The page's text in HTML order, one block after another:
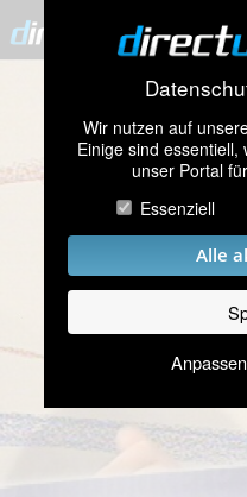
Wir nutzen auf
Einige sind
unser Portal
Essenziell
Alle